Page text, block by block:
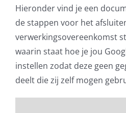
Hieronder vind je een
de stappen voor het
verwerkingsovereenkomst
waarin staat hoe je jou
instellen zodat deze geen
deelt die zij zelf mogen